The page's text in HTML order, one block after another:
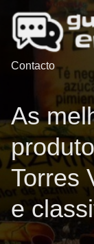
Contacto
As
Torres
e